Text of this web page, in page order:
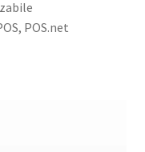
POS.net